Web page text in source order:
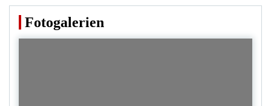
Fotogalerien